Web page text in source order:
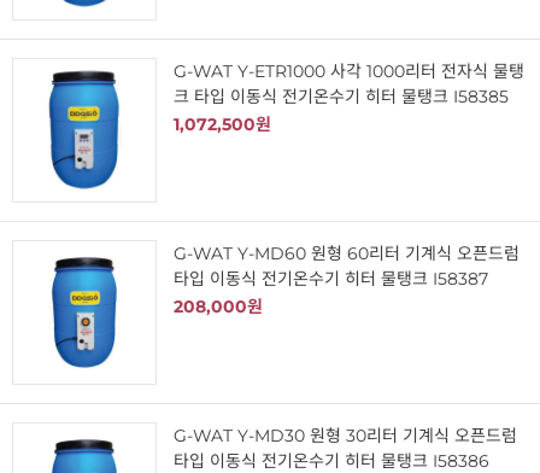
G-WAT Y-ETR1000 사각 1000리터 전자식 물탱
크 타입 이동식 전기온수기 히터 물탱크 I58385
1,072,500원
G-WAT Y-MD60 원형 60리터 기계식 오픈드럼
타입 이동식 전기온수기 히터 물탱크 I58387
208,000원
G-WAT Y-MD30 원형 30리터 기계식 오픈드럼
타입 이동식 전기온수기 히터 물탱크 I58386